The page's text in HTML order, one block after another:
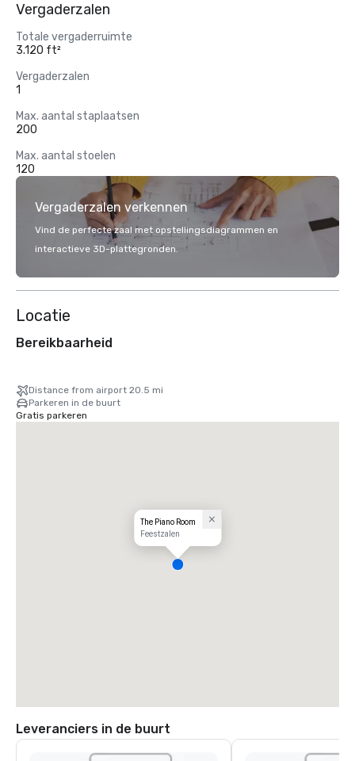
Vergaderzalen
Totale vergaderruimte
3.120 ft²
Vergaderzalen
1
Max. aantal staplaatsen
200
Max. aantal stoelen
120
Vergaderzalen verkennen
Vind de perfecte zaal met opstellingsdiagrammen en
interactieve 3D-plattegronden.
Locatie
Bereikbaarheid
Distance from airport 20.5 mi
Parkeren in de buurt
Gratis parkeren
The Piano Room
Feestzalen
Leveranciers in de buurt